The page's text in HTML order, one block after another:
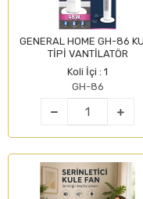
GENERAL HOME GH-86
TİPİ VANTİLATÖR
Koli İçi : 1
GH-86